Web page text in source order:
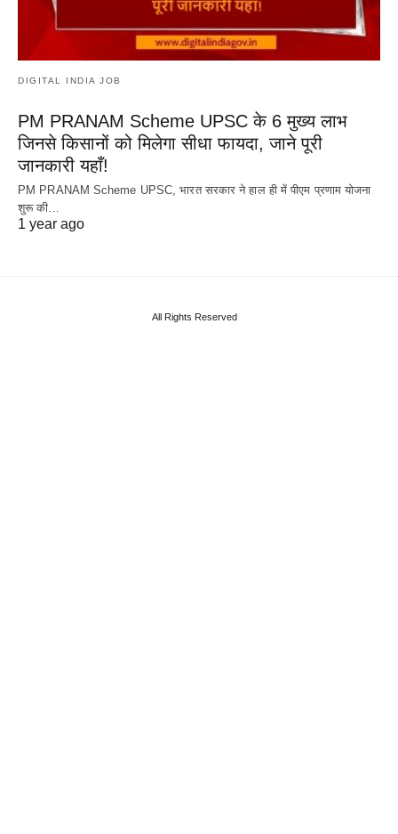
DIGITAL INDIA JOB
PM PRANAM Scheme UPSC के 6 मुख्य लाभ
जिनसे किसानों को मिलेगा सीधा फायदा, जाने पूरी
जानकारी यहाँ!
PM PRANAM Scheme UPSC, भारत सरकार ने हाल ही में पीएम प्रणाम योजना
शुरू की…
1 year ago
All Rights Reserved